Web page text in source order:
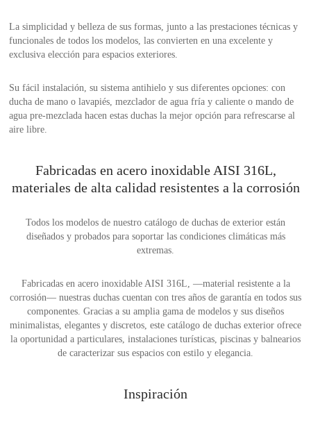
La simplicidad y belleza de sus formas, junto a las prestaciones técnicas y
funcionales de todos los modelos, las convierten en una excelente y
exclusiva elección para espacios exteriores.
Su fácil instalación, su sistema antihielo y sus diferentes opciones: con
ducha de mano o lavapiés, mezclador de agua fría y caliente o mando de
agua pre-mezclada hacen estas duchas la mejor opción para refrescarse al
aire libre.
Fabricadas en acero inoxidable AISI 316L,
materiales de alta calidad resistentes a la corrosión
Todos los modelos de nuestro catálogo de duchas de exterior están
diseñados y probados para soportar las condiciones climáticas más
extremas.
Fabricadas en acero inoxidable AISI 316L, —material resistente a la
corrosión— nuestras duchas cuentan con tres años de garantía en todos sus
componentes. Gracias a su amplia gama de modelos y sus diseños
minimalistas, elegantes y discretos, este catálogo de duchas exterior ofrece
la oportunidad a particulares, instalaciones turísticas, piscinas y balnearios
de caracterizar sus espacios con estilo y elegancia.
Inspiración